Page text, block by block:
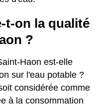
t-on la qualité
?
Haon est-elle
sur l'eau potable ?
considérée comme
à la consommation